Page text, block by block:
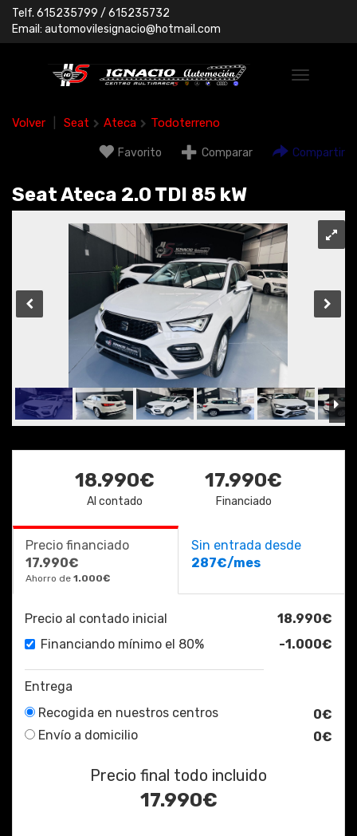
Telf. 615235799 / 615235732
Email: automovilesignacio@hotmail.com
Volver Seat Ateca Todoterreno
Favorito Comparar Compartir
Seat Ateca 2.0 TDI 85 kW
18.990€
Al contado
17.990€
Financiado
Precio financiado
17.990€
Ahorro de 1.000€
Sin entrada desde
287€/mes
Precio al contado inicial
18.990€
Financiando mínimo el 80%
-1.000€
Entrega
Recogida en nuestros centros
0€
Envío a domicilio
0€
Precio final todo incluido
17.990€